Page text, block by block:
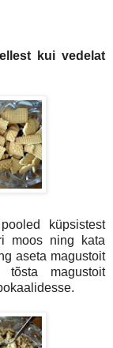
kui vedelat
küpsistest
moos ning kata
aseta magustoit
magustoit